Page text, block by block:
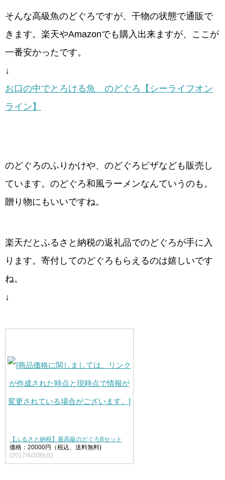
そんな高級魚のどぐろですが、干物の状態で通販で
きます。楽天やAmazonでも購入出来ますが、ここが
一番安かったです。
↓
お口の中でとろける魚 のどぐろ【シーライフオン
ライン】
のどぐろのふりかけや、のどぐろピザなども販売し
ています。のどぐろ和風ラーメンなんていうのも。
贈り物にもいいですね。
楽天だとふるさと納税の返礼品でのどぐろが手に入
ります。寄付してのどぐろもらえるのは嬉しいです
ね。
↓
【ふるさと納税】最高級のどぐろBセット
価格：20000円（税込、送料無料)
(2017/4/20時点)